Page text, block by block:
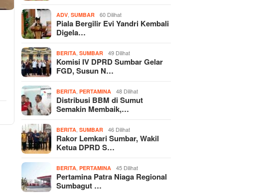
ADV ,SUMBAR 60 Dilihat
Piala Bergilir Evi Yandri Kembali
Digela…
BERITA ,SUMBAR 49 Dilihat
Komisi IV DPRD Sumbar Gelar
FGD, Susun N…
BERITA ,PERTAMINA 48 Dilihat
Distribusi BBM di Sumut
Semakin Membaik,…
BERITA ,SUMBAR 46 Dilihat
Rakor Lemkari Sumbar, Wakil
Ketua DPRD S…
BERITA ,PERTAMINA 45 Dilihat
Pertamina Patra Niaga Regional
Sumbagut …